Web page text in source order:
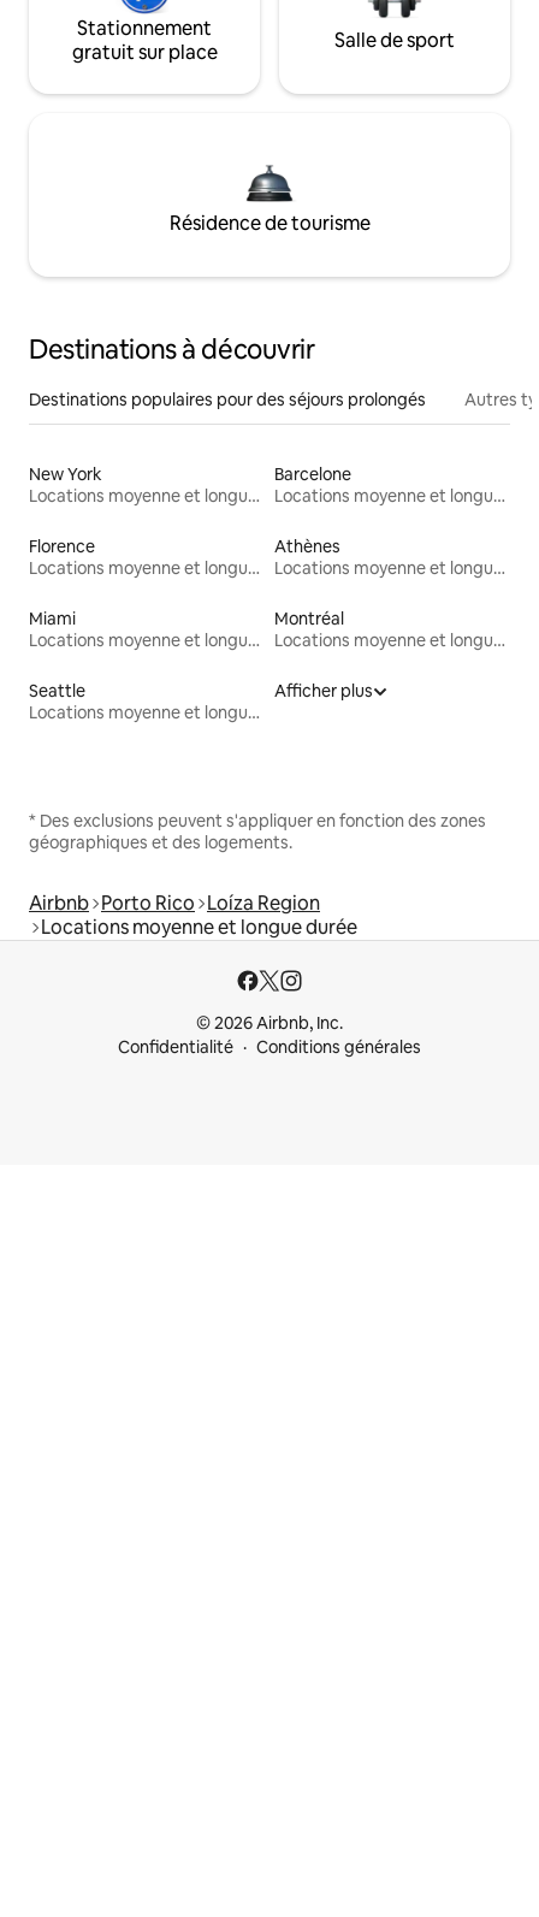
Stationnement
gratuit sur place
Salle de sport
Résidence de tourisme
Destinations à découvrir
Destinations populaires pour des séjours prolongés Autres
New York
Locations moyenne et longue durée
Barcelone
Locations moyenne et longue durée
Florence
Locations moyenne et longue durée
Athènes
Locations moyenne et longue durée
Miami
Locations moyenne et longue durée
Montréal
Locations moyenne et longue durée
Seattle
Locations moyenne et longue durée
Afficher plus
* Des exclusions peuvent s'appliquer en fonction des zones
géographiques et des logements.
Airbnb Porto Rico Loíza Region
Locations moyenne et longue durée
© 2026 Airbnb, Inc.
Confidentialité
Conditions générales